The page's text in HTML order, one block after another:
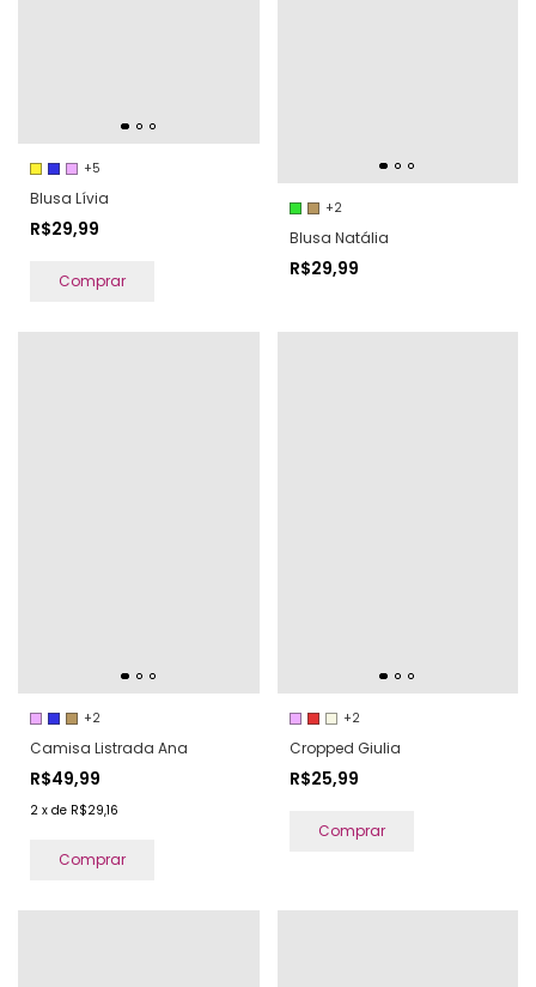
+5
Blusa Lívia
R$29,99
Comprar
+2
Blusa Natália
R$29,99
+2
Camisa Listrada Ana
R$49,99
2 x de R$29,16
Comprar
+2
Cropped Giulia
R$25,99
Comprar